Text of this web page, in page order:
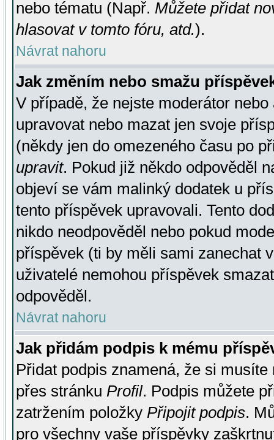
nebo tématu (Např. Můžete přidat
hlasovat v tomto fóru, atd.).
Návrat nahoru
Jak změním nebo smažu
V případě, že nejste moderátor
upravovat nebo mazat jen svoje
(někdy jen do omezeného času po
upravit. Pokud již někdo odpověděl
objeví se vám malinký dodatek u
tento příspěvek upravovali. Tento
nikdo neodpověděl nebo pokud
příspěvek (ti by měli sami zanechat
uživatelé nemohou příspěvek
odpověděl.
Návrat nahoru
Jak přidám podpis k mému
Přidat podpis znamená, že si
přes stránku Profil. Podpis můžete
zatržením položky Připojit podpis.
pro všechny vaše příspěvky